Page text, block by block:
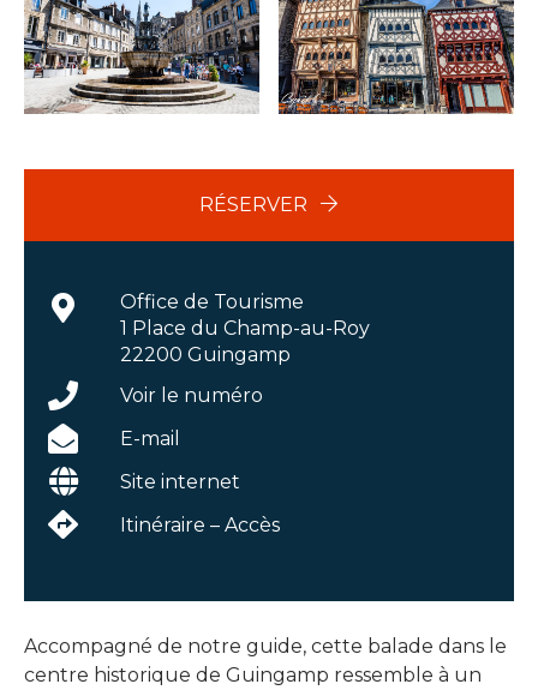
Accompagné de notre guide, cette balade dans le
centre historique de Guingamp ressemble à un
RÉSERVER
Office de Tourisme
1 Place du Champ-au-Roy
22200 Guingamp
Voir le numéro
E-mail
Site internet
Itinéraire – Accès